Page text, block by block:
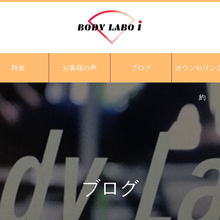
料金 お客様の声 ブログ カウンセリン
約
ブログ